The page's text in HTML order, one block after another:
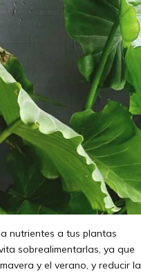
nutrientes a tus plantas
sobrealimentarlas, ya que
y el verano, y reducir la